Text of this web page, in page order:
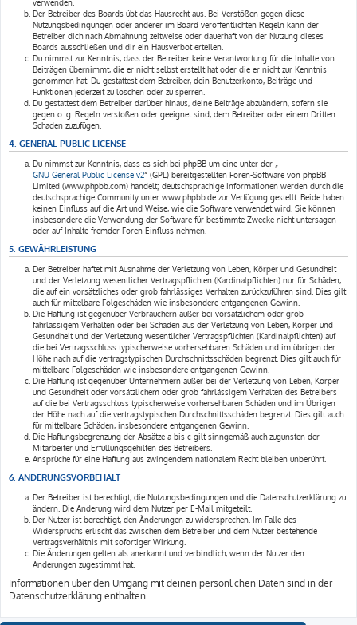
verwenden.
Der Betreiber des Boards übt das Hausrecht aus. Bei Verstößen gegen diese
Nutzungsbedingungen oder anderer im Board veröffentlichten Regeln kann der
Betreiber dich nach Abmahnung zeitweise oder dauerhaft von der Nutzung dieses
Boards ausschließen und dir ein Hausverbot erteilen.
Du nimmst zur Kenntnis, dass der Betreiber keine Verantwortung für die Inhalte von
Beiträgen übernimmt, die er nicht selbst erstellt hat oder die er nicht zur Kenntnis
genommen hat. Du gestattest dem Betreiber, dein Benutzerkonto, Beiträge und
Funktionen jederzeit zu löschen oder zu sperren.
Du gestattest dem Betreiber darüber hinaus, deine Beiträge abzuändern, sofern sie
gegen o. g. Regeln verstoßen oder geeignet sind, dem Betreiber oder einem Dritten
Schaden zuzufügen.
4. GENERAL PUBLIC LICENSE
Du nimmst zur Kenntnis, dass es sich bei phpBB um eine unter der „
GNU General Public License v2“ (GPL) bereitgestellten Foren-Software von phpBB
Limited (www.phpbb.com) handelt; deutschsprachige Informationen werden durch die
deutschsprachige Community unter www.phpbb.de zur Verfügung gestellt. Beide haben
keinen Einfluss auf die Art und Weise, wie die Software verwendet wird. Sie können
insbesondere die Verwendung der Software für bestimmte Zwecke nicht untersagen
oder auf Inhalte fremder Foren Einfluss nehmen.
5. GEWÄHRLEISTUNG
Der Betreiber haftet mit Ausnahme der Verletzung von Leben, Körper und Gesundheit
und der Verletzung wesentlicher Vertragspflichten (Kardinalpflichten) nur für Schäden,
die auf ein vorsätzliches oder grob fahrlässiges Verhalten zurückzuführen sind. Dies gilt
auch für mittelbare Folgeschäden wie insbesondere entgangenen Gewinn.
Die Haftung ist gegenüber Verbrauchern außer bei vorsätzlichem oder grob
fahrlässigem Verhalten oder bei Schäden aus der Verletzung von Leben, Körper und
Gesundheit und der Verletzung wesentlicher Vertragspflichten (Kardinalpflichten) auf
die bei Vertragsschluss typischerweise vorhersehbaren Schäden und im übrigen der
Höhe nach auf die vertragstypischen Durchschnittsschäden begrenzt. Dies gilt auch für
mittelbare Folgeschäden wie insbesondere entgangenen Gewinn.
Die Haftung ist gegenüber Unternehmern außer bei der Verletzung von Leben, Körper
und Gesundheit oder vorsätzlichem oder grob fahrlässigem Verhalten des Betreibers
auf die bei Vertragsschluss typischerweise vorhersehbaren Schäden und im Übrigen
der Höhe nach auf die vertragstypischen Durchschnittsschäden begrenzt. Dies gilt auch
für mittelbare Schäden, insbesondere entgangenen Gewinn.
Die Haftungsbegrenzung der Absätze a bis c gilt sinngemäß auch zugunsten der
Mitarbeiter und Erfüllungsgehilfen des Betreibers.
Ansprüche für eine Haftung aus zwingendem nationalem Recht bleiben unberührt.
6. ÄNDERUNGSVORBEHALT
Der Betreiber ist berechtigt, die Nutzungsbedingungen und die Datenschutzerklärung zu
ändern. Die Änderung wird dem Nutzer per E-Mail mitgeteilt.
Der Nutzer ist berechtigt, den Änderungen zu widersprechen. Im Falle des
Widerspruchs erlischt das zwischen dem Betreiber und dem Nutzer bestehende
Vertragsverhältnis mit sofortiger Wirkung.
Die Änderungen gelten als anerkannt und verbindlich, wenn der Nutzer den
Änderungen zugestimmt hat.
Informationen über den Umgang mit deinen persönlichen Daten sind in der
Datenschutzerklärung enthalten.